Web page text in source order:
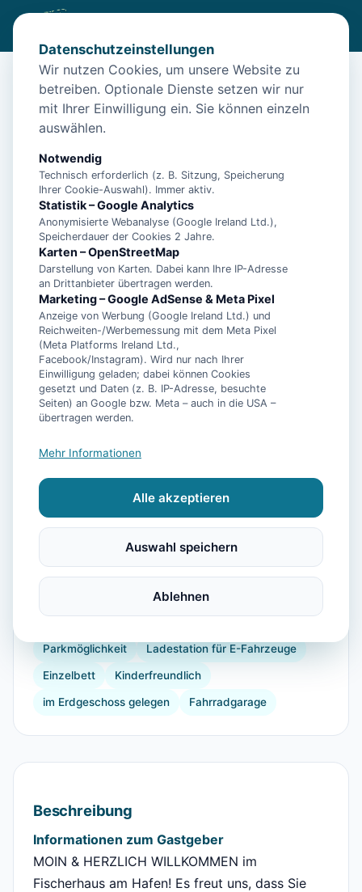
/Unterkünfte /Neuharlingersiel/
"Fischerhaus", Manuela Landmann - Ferienwohnung 1 - 15447
"Fischerhaus", Manuela Landmann -
Ferienwohnung 1 - 15447
26427 Neuharlingersiel
Ausstattung
Waschmaschine Trockner
Kühlschrank Mikrowelle Geschirrspüler
Backofen Internet
Parkmöglichkeit Ladestation für E-Fahrzeuge
Einzelbett Kinderfreundlich
im Erdgeschoss gelegen Fahrradgarage
Beschreibung
Informationen zum Gastgeber
MOIN & HERZLICH WILLKOMMEN im
Fischerhaus am Hafen! Es freut uns, dass Sie
Datenschutzeinstellungen
Wir nutzen Cookies, um unsere Website zu
betreiben. Optionale Dienste setzen wir nur
mit Ihrer Einwilligung ein. Sie können einzeln
auswählen.
Notwendig
Technisch erforderlich (z. B. Sitzung, Speicherung
Ihrer Cookie-Auswahl). Immer aktiv.
Statistik – Google Analytics
Anonymisierte Webanalyse (Google Ireland Ltd.),
Speicherdauer der Cookies 2 Jahre.
Karten – OpenStreetMap
Darstellung von Karten. Dabei kann Ihre IP-Adresse
an Drittanbieter übertragen werden.
Marketing – Google AdSense & Meta Pixel
Anzeige von Werbung (Google Ireland Ltd.) und
Reichweiten-/Werbemessung mit dem Meta Pixel
(Meta Platforms Ireland Ltd.,
Facebook/Instagram). Wird nur nach Ihrer
Einwilligung geladen; dabei können Cookies
gesetzt und Daten (z. B. IP-Adresse, besuchte
Seiten) an Google bzw. Meta – auch in die USA –
übertragen werden.
Mehr Informationen
Alle akzeptieren
Auswahl speichern
Ablehnen